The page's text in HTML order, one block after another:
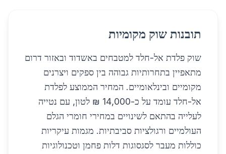
תובנות שוק מקומיות
שוק פלדת אל-חלד למטבחים באשדוד ובאזור דרום
מתאפיין בתחרותיות גבוהה בין ספקים ויצרנים
מקומיים ובינלאומיים. המחיר הממוצע לפלדת
אל-חלד עומד על כ-14,000 ₪ לטון, עם נטייה
לעלייה בהתאם לשינויים במחירי חומרי הגלם
העולמיים ורגולציות סביבתיות. מגמות עיקריות
כוללות מעבר לסגסוגות דלות פחמן וטכנולוגיות